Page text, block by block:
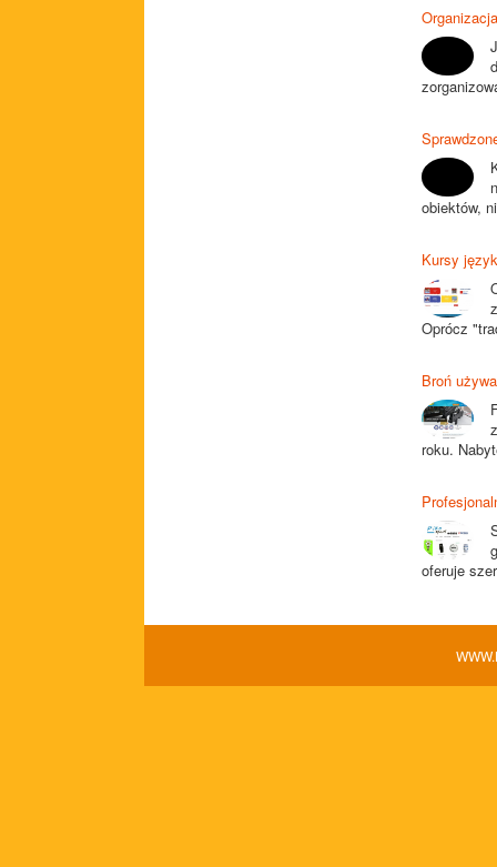
obiektów,
Kursy
Oprócz
Broń
roku.
oferuje